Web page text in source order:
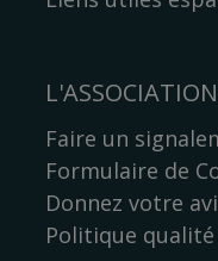
L'ASSOCIATION
Faire un
Formulaire de
Donnez votre
Politique qualité